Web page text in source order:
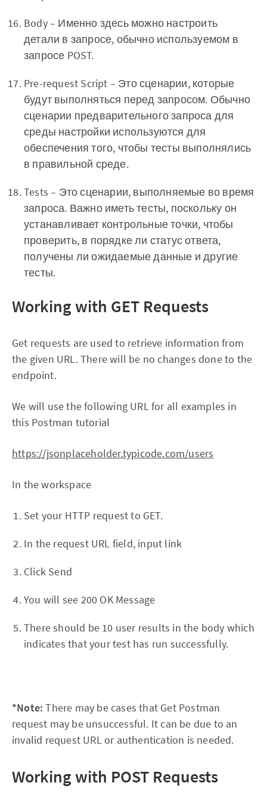
Body – Именно здесь можно настроить
детали в запросе, обычно используемом в
запросе POST.
Pre-request Script – Это сценарии, которые
будут выполняться перед запросом. Обычно
сценарии предварительного запроса для
среды настройки используются для
обеспечения того, чтобы тесты выполнялись
в правильной среде.
Tests – Это сценарии, выполняемые во время
запроса. Важно иметь тесты, поскольку он
устанавливает контрольные точки, чтобы
проверить, в порядке ли статус ответа,
получены ли ожидаемые данные и другие
тесты.
Working with GET Requests
Get requests are used to retrieve information from
the given URL. There will be no changes done to the
endpoint.
We will use the following URL for all examples in
this Postman tutorial
https://jsonplaceholder.typicode.com/users
In the workspace
Set your HTTP request to GET.
In the request URL field, input link
Click Send
You will see 200 OK Message
There should be 10 user results in the body which
indicates that your test has run successfully.
*Note: There may be cases that Get Postman
request may be unsuccessful. It can be due to an
invalid request URL or authentication is needed.
Working with POST Requests